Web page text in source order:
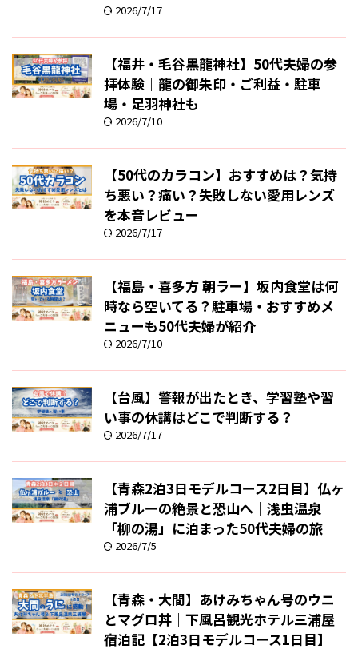
2026/7/17
【福井・毛谷黒龍神社】50代夫婦の参
拝体験｜龍の御朱印・ご利益・駐車
場・足羽神社も
2026/7/10
【50代のカラコン】おすすめは？気持
ち悪い？痛い？失敗しない愛用レンズ
を本音レビュー
2026/7/17
【福島・喜多方 朝ラー】坂内食堂は何
時なら空いてる？駐車場・おすすめメ
ニューも50代夫婦が紹介
2026/7/10
【台風】警報が出たとき、学習塾や習
い事の休講はどこで判断する？
2026/7/17
【青森2泊3日モデルコース2日目】仏ヶ
浦ブルーの絶景と恐山へ｜浅虫温泉
「柳の湯」に泊まった50代夫婦の旅
2026/7/5
【青森・大間】あけみちゃん号のウニ
とマグロ丼｜下風呂観光ホテル三浦屋
宿泊記【2泊3日モデルコース1日目】